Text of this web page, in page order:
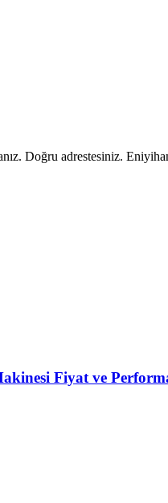
Doğru adrestesiniz.
Fiyat ve